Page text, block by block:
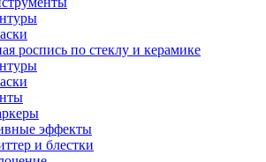
роспись по стеклу и керамике
эффекты
и блестки